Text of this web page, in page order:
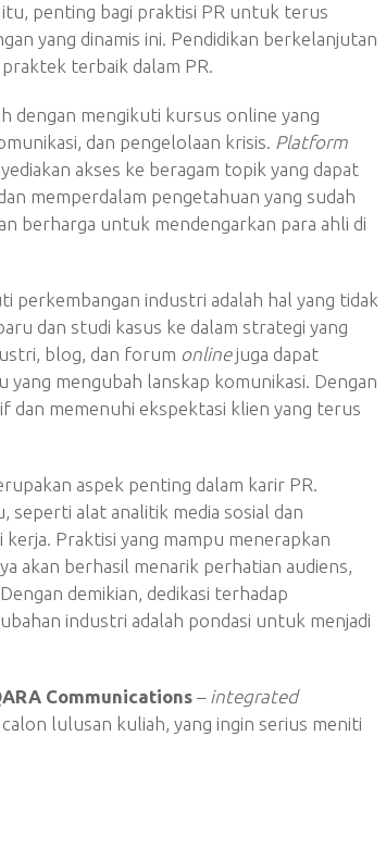
penting bagi praktisi PR untuk terus
yang dinamis ini. Pendidikan berkelanjutan
terbaik dalam PR.
dengan mengikuti kursus online yang
dan pengelolaan krisis. Platform
akses ke beragam topik yang dapat
memperdalam pengetahuan yang sudah
berharga untuk mendengarkan para ahli di
perkembangan industri adalah hal yang tidak
dan studi kasus ke dalam strategi yang
blog, dan forum onlinejuga dapat
mengubah lanskap komunikasi. Dengan
dan memenuhi ekspektasi klien yang terus
aspek penting dalam karir PR.
alat analitik media sosial dan
Praktisi yang mampu menerapkan
akan berhasil menarik perhatian audiens,
demikian, dedikasi terhadap
industri adalah pondasi untuk menjadi
Communications – integrated
lulusan kuliah, yang ingin serius meniti